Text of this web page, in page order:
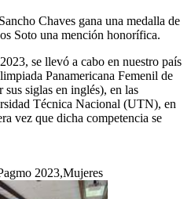
Chaves gana una medalla de
Soto una mención honorífica.
se llevó a cabo en nuestro país
Panamericana Femenil de
siglas en inglés), en las
Técnica Nacional (UTN), en
vez que dicha competencia se
2023,Mujeres